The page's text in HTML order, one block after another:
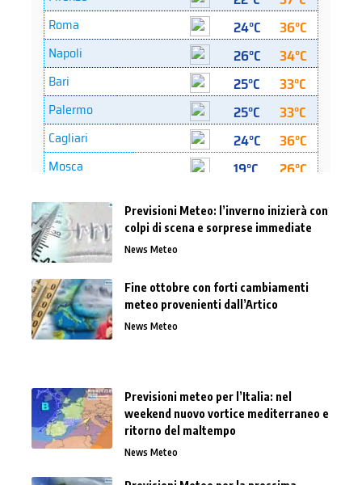
Previsioni Meteo: l’inverno inizierà con
colpi di scena e sorprese immediate
News Meteo
Fine ottobre con forti cambiamenti
meteo provenienti dall’Artico
News Meteo
Previsioni meteo per l’Italia: nel
weekend nuovo vortice mediterraneo e
ritorno del maltempo
News Meteo